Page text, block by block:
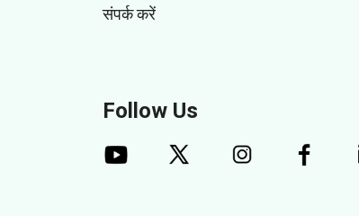
संपर्क करें
Follow Us